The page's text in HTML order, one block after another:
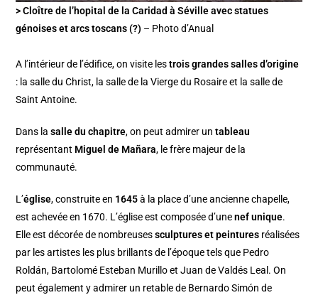
> Cloître de l’hopital de la Caridad à Séville avec statues
génoises et arcs toscans (?) – Photo d’Anual
A l’intérieur de l’édifice, on visite lestrois grandes salles d’origine
: la salle du Christ, la salle de la Vierge du Rosaire et la salle de
Saint Antoine.
Dans lasalle du chapitre, on peut admirer untableau
représentant Miguel de Mañara, le frère majeur de la
communauté.
L’église, construite en 1645à la place d’une ancienne chapelle,
est achevée en 1670. L’église est composée d’unenef unique.
Elle est décorée de nombreusessculptures et peintures réalisées
par les artistes les plus brillants de l’époque tels que Pedro
Roldán, Bartolomé Esteban Murillo et Juan de Valdés Leal. On
peut également y admirer un retable de Bernardo Simón de